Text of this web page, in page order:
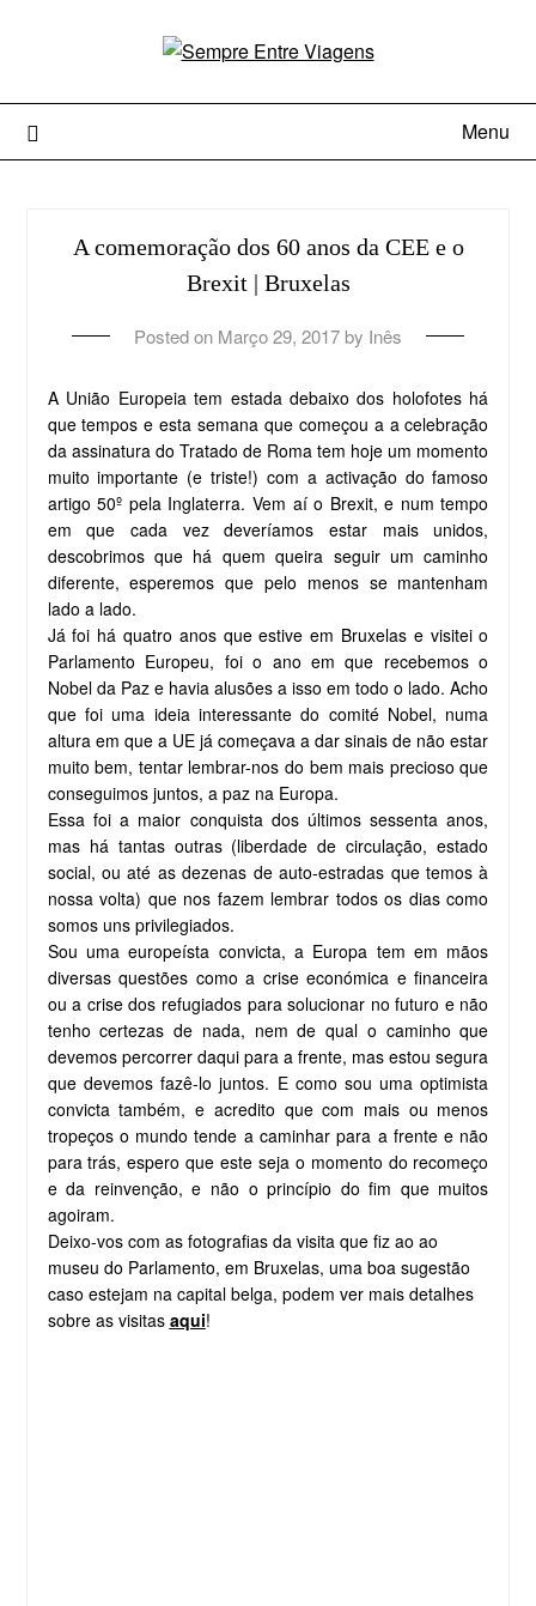
Menu
A comemoração dos 60 anos da CEE e o
Brexit | Bruxelas
Posted on Março 29, 2017 by Inês
A União Europeia tem estada debaixo dos holofotes há
que tempos e esta semana que começou a a celebração
da assinatura do Tratado de Roma tem hoje um momento
muito importante (e triste!) com a activação do famoso
artigo 50º pela Inglaterra. Vem aí o Brexit, e num tempo
em que cada vez deveríamos estar mais unidos,
descobrimos que há quem queira seguir um caminho
diferente, esperemos que pelo menos se mantenham
lado a lado.
Já foi há quatro anos que estive em Bruxelas e visitei o
Parlamento Europeu, foi o ano em que recebemos o
Nobel da Paz e havia alusões a isso em todo o lado. Acho
que foi uma ideia interessante do comité Nobel, numa
altura em que a UE já começava a dar sinais de não estar
muito bem, tentar lembrar-nos do bem mais precioso que
conseguimos juntos, a paz na Europa.
Essa foi a maior conquista dos últimos sessenta anos,
mas há tantas outras (liberdade de circulação, estado
social, ou até as dezenas de auto-estradas que temos à
nossa volta) que nos fazem lembrar todos os dias como
somos uns privilegiados.
Sou uma europeísta convicta, a Europa tem em mãos
diversas questões como a crise económica e financeira
ou a crise dos refugiados para solucionar no futuro e não
tenho certezas de nada, nem de qual o caminho que
devemos percorrer daqui para a frente, mas estou segura
que devemos fazê-lo juntos. E como sou uma optimista
convicta também, e acredito que com mais ou menos
tropeços o mundo tende a caminhar para a frente e não
para trás, espero que este seja o momento do recomeço
e da reinvenção, e não o princípio do fim que muitos
agoiram.
Deixo-vos com as fotografias da visita que fiz ao ao
museu do Parlamento, em Bruxelas, uma boa sugestão
caso estejam na capital belga, podem ver mais detalhes
sobre as visitas aqui!